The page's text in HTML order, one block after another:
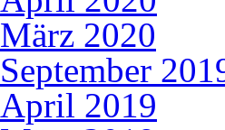
März 2020
September
April 2019